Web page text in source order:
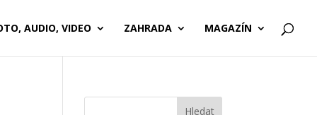
AUDIO, VIDEO ZAHRADA MAGAZÍN